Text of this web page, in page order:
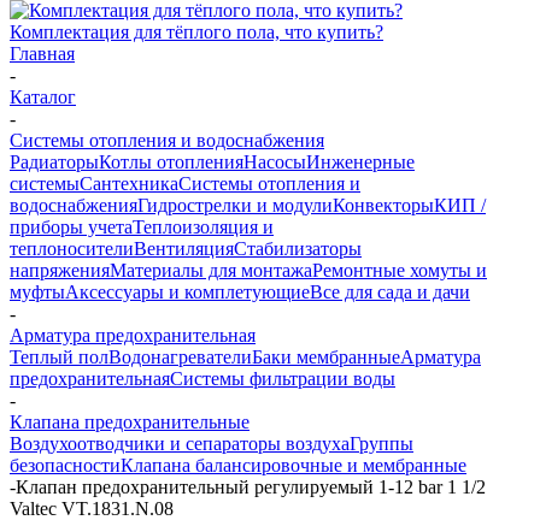
Комплектация для тёплого пола, что купить?
Главная
-
Каталог
-
Системы отопления и водоснабжения
РадиаторыКотлы отопленияНасосыИнженерные
системыСантехникаСистемы отопления и
водоснабженияГидрострелки и модулиКонвекторыКИП /
приборы учетаТеплоизоляция и
теплоносителиВентиляцияСтабилизаторы
напряженияМатериалы для монтажаРемонтные хомуты и
муфтыАксессуары и комплетующиеВсе для сада и дачи
-
Арматура предохранительная
Теплый полВодонагревателиБаки мембранныеАрматура
предохранительнаяСистемы фильтрации воды
-
Клапана предохранительные
Воздухоотводчики и сепараторы воздухаГруппы
безопасностиКлапана балансировочные и мембранные
-Клапан предохранительный регулируемый 1-12 bar 1 1/2
Valtec VT.1831.N.08